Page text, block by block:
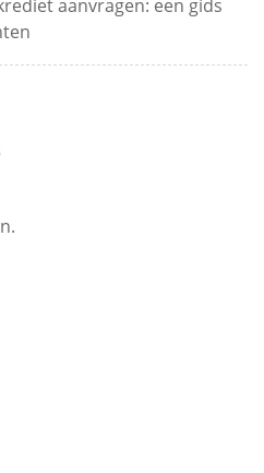
aanvragen: een gids